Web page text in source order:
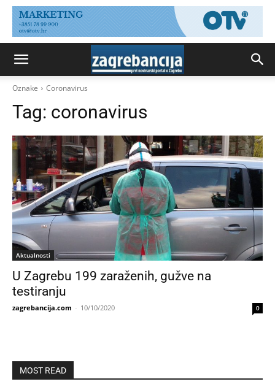
Oznake Coronavirus
Tag: coronavirus
Aktualnosti
U Zagrebu 199 zaraženih, gužve na
testiranju
zagrebancija.com - 10/10/2020 0
MOST READ